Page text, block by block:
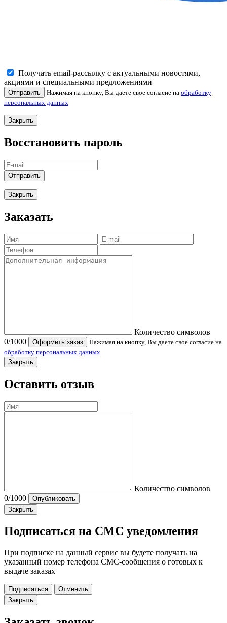
Получать email-рассылку с актуальными новостями,
акциями и специальными предложениями
Отправить Нажимая на кнопку, Вы даете свое согласие на обработку
персональных данных
Закрыть
Восстановить пароль
Отправить
Закрыть
Заказать
Количество символов
0/1000 Оформить заказ
Нажимая на кнопку, Вы даете свое согласие на
обработку персональных данных
Закрыть
Оставить отзыв
Количество символов
0/1000
Опубликовать
Закрыть
Подписаться на СМС уведомления
При подписке на данный сервис вы будете получать на
указанный номер телефона СМС-сообщения о готовых к
выдаче заказах
Подписаться
Отменить
Закрыть